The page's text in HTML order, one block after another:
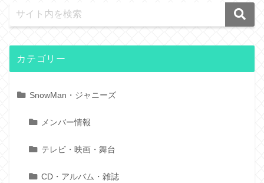
カテゴリー
SnowMan・ジャニーズ
メンバー情報
テレビ・映画・舞台
CD・アルバム・雑誌